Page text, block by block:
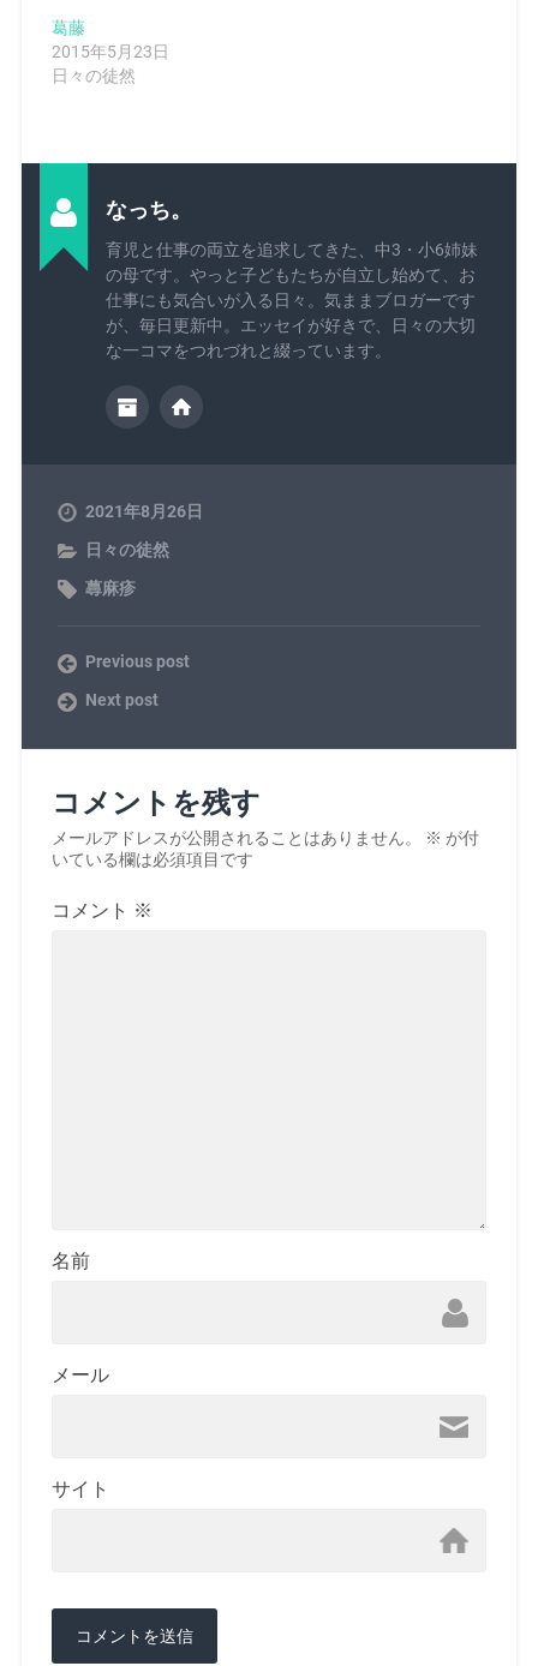
葛藤
2015年5月23日
日々の徒然
なっち。
育児と仕事の両立を追求してきた、中3・小6姉妹
の母です。やっと子どもたちが自立し始めて、お
仕事にも気合いが入る日々。気ままブロガーです
が、毎日更新中。エッセイが好きで、日々の大切
な一コマをつれづれと綴っています。
2021年8月26日
日々の徒然
蕁麻疹
Previous post
Next post
コメントを残す
メールアドレスが公開されることはありません。 ※ が付
いている欄は必須項目です
コメント ※
名前
メール
サイト